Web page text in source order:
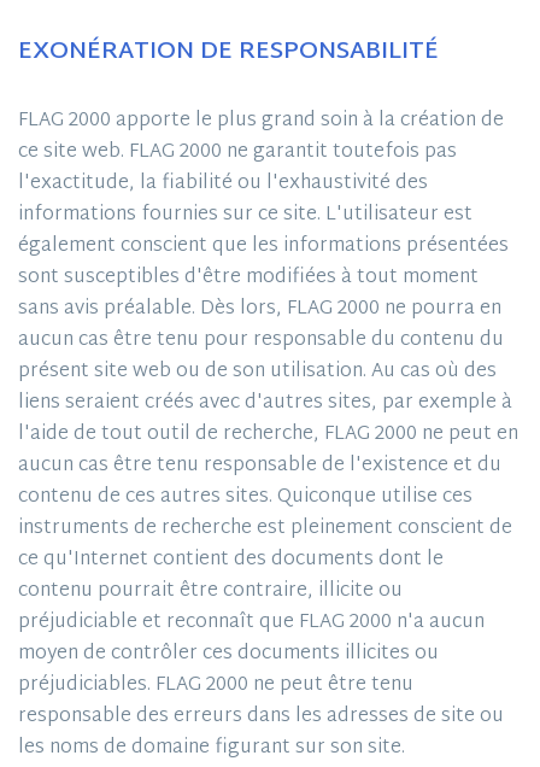
EXONÉRATION DE RESPONSABILITÉ
FLAG 2000 apporte le plus grand soin à la création de
ce site web. FLAG 2000 ne garantit toutefois pas
l'exactitude, la fiabilité ou l'exhaustivité des
informations fournies sur ce site. L'utilisateur est
également conscient que les informations présentées
sont susceptibles d'être modifiées à tout moment
sans avis préalable. Dès lors, FLAG 2000 ne pourra en
aucun cas être tenu pour responsable du contenu du
présent site web ou de son utilisation. Au cas où des
liens seraient créés avec d'autres sites, par exemple à
l'aide de tout outil de recherche, FLAG 2000 ne peut en
aucun cas être tenu responsable de l'existence et du
contenu de ces autres sites. Quiconque utilise ces
instruments de recherche est pleinement conscient de
ce qu'Internet contient des documents dont le
contenu pourrait être contraire, illicite ou
préjudiciable et reconnaît que FLAG 2000 n'a aucun
moyen de contrôler ces documents illicites ou
préjudiciables. FLAG 2000 ne peut être tenu
responsable des erreurs dans les adresses de site ou
les noms de domaine figurant sur son site.